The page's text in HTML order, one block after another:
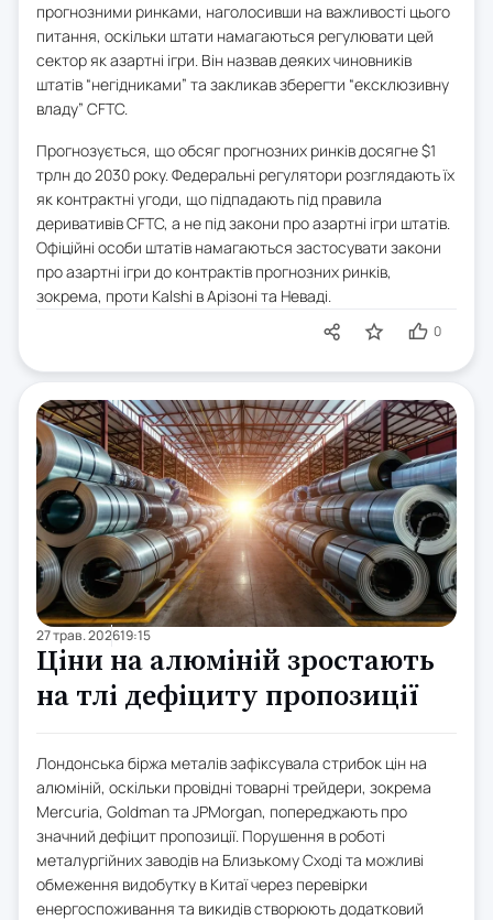
прогнозними ринками, наголосивши на важливості цього
питання, оскільки штати намагаються регулювати цей
сектор як азартні ігри. Він назвав деяких чиновників
штатів “негідниками” та закликав зберегти “ексклюзивну
владу” CFTC.
Прогнозується, що обсяг прогнозних ринків досягне $1
трлн до 2030 року. Федеральні регулятори розглядають їх
як контрактні угоди, що підпадають під правила
деривативів CFTC, а не під закони про азартні ігри штатів.
Офіційні особи штатів намагаються застосувати закони
про азартні ігри до контрактів прогнозних ринків,
зокрема, проти Kalshi в Арізоні та Неваді.
0
27 трав. 202619:15
Ціни на алюміній зростають
на тлі дефіциту пропозиції
Лондонська біржа металів зафіксувала стрибок цін на
алюміній, оскільки провідні товарні трейдери, зокрема
Mercuria, Goldman та JPMorgan, попереджають про
значний дефіцит пропозиції. Порушення в роботі
металургійних заводів на Близькому Сході та можливі
обмеження видобутку в Китаї через перевірки
енергоспоживання та викидів створюють додатковий